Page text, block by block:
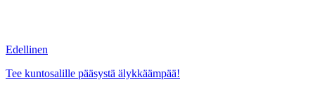
Edellinen
Tee kuntosalille pääsystä älykkäämpää!